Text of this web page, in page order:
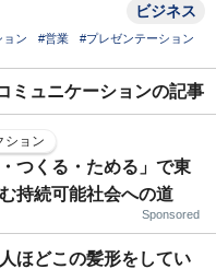
ビジネス
ョン #営業 #プレゼンテーション
ミュニケーションの記事
ション
つくる・ためる」で東
持続可能社会への道
Sponsored
ほどこの髪形をしてい